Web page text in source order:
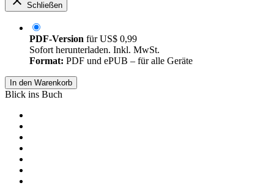
Schließen
PDF-Version fürUS$ 0,99
Sofort herunterladen. Inkl. MwSt.
Format: PDF und ePUB – für alle Geräte
In den Warenkorb
Blick ins Buch